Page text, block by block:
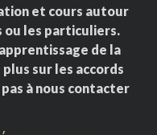
et cours autour
ou les particuliers.
de la
sur les accords
à nous contacter